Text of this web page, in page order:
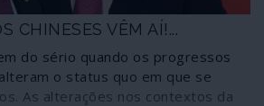
CHINESES VÊM AÍ!...
do sério quando os progressos
o status quo em que se
As alterações nos contextos da